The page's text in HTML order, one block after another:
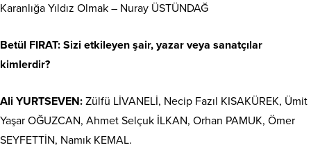
Karanlığa Yıldız Olmak – Nuray ÜSTÜNDAĞ
Betül FIRAT: Sizi etkileyen şair, yazar veya sanatçılar
kimlerdir?
Ali YURTSEVEN: Zülfü LİVANELİ, Necip Fazıl KISAKÜREK, Ümit
Yaşar OĞUZCAN, Ahmet Selçuk İLKAN, Orhan PAMUK, Ömer
SEYFETTİN, Namık KEMAL.